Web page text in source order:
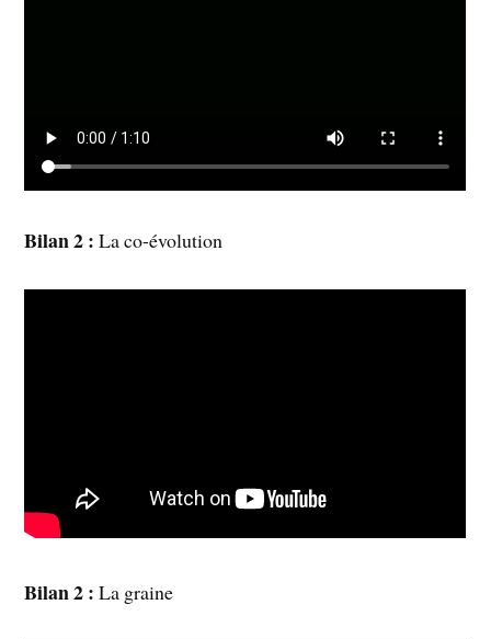
Bilan 2 : La co-évolution
Bilan 2 : La graine